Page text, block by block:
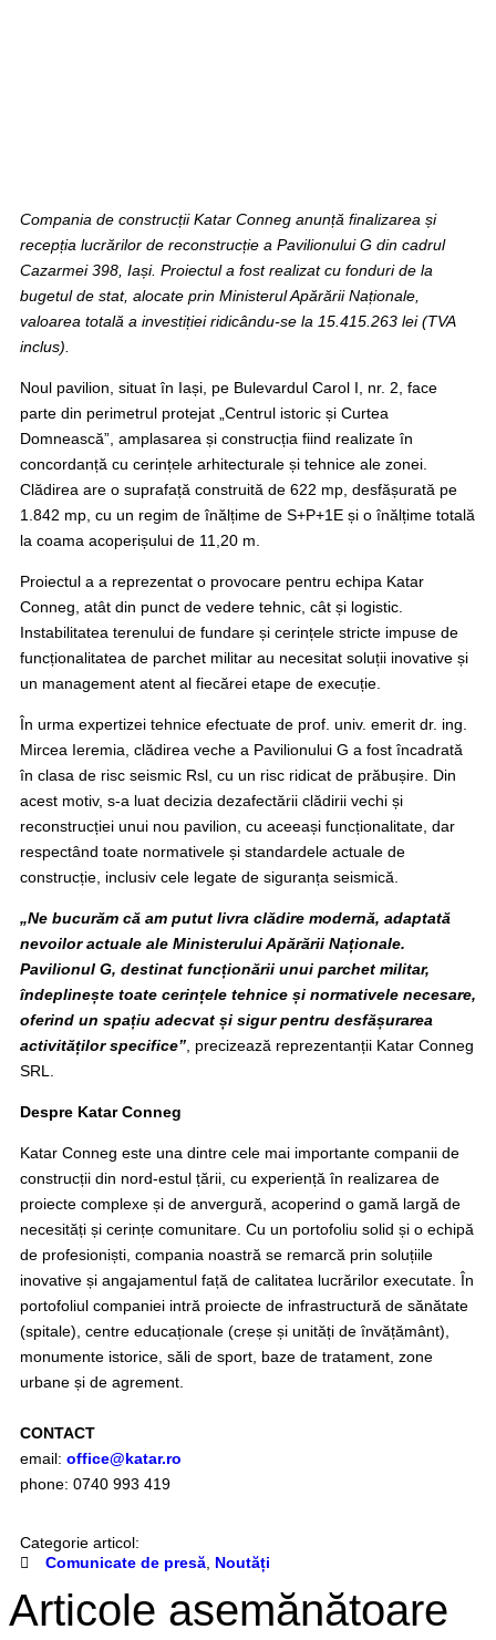
Compania de construcții Katar Conneg anunță finalizarea și
recepția lucrărilor de reconstrucție a Pavilionului G din cadrul
Cazarmei 398, Iași. Proiectul a fost realizat cu fonduri de la
bugetul de stat, alocate prin Ministerul Apărării Naționale,
valoarea totală a investiției ridicându-se la 15.415.263 lei (TVA
inclus).
Noul pavilion, situat în Iași, pe Bulevardul Carol I, nr. 2, face
parte din perimetrul protejat „Centrul istoric și Curtea
Domnească”, amplasarea și construcția fiind realizate în
concordanță cu cerințele arhitecturale și tehnice ale zonei.
Clădirea are o suprafață construită de 622 mp, desfășurată pe
1.842 mp, cu un regim de înălțime de S+P+1E și o înălțime totală
la coama acoperișului de 11,20 m.
Proiectul a a reprezentat o provocare pentru echipa Katar
Conneg, atât din punct de vedere tehnic, cât și logistic.
Instabilitatea terenului de fundare și cerințele stricte impuse de
funcționalitatea de parchet militar au necesitat soluții inovative și
un management atent al fiecărei etape de execuție.
În urma expertizei tehnice efectuate de prof. univ. emerit dr. ing.
Mircea Ieremia, clădirea veche a Pavilionului G a fost încadrată
în clasa de risc seismic Rsl, cu un risc ridicat de prăbușire. Din
acest motiv, s-a luat decizia dezafectării clădirii vechi și
reconstrucției unui nou pavilion, cu aceeași funcționalitate, dar
respectând toate normativele și standardele actuale de
construcție, inclusiv cele legate de siguranța seismică.
„Ne bucurăm că am putut livra clădire modernă, adaptată
nevoilor actuale ale Ministerului Apărării Naționale.
Pavilionul G, destinat funcționării unui parchet militar,
îndeplinește toate cerințele tehnice și normativele necesare,
oferind un spațiu adecvat și sigur pentru desfășurarea
activităților specifice” , precizează reprezentanții Katar Conneg
SRL.
Despre Katar Conneg
Katar Conneg este una dintre cele mai importante companii de
construcții din nord-estul țării, cu experiență în realizarea de
proiecte complexe și de anvergură, acoperind o gamă largă de
necesități și cerințe comunitare. Cu un portofoliu solid și o echipă
de profesioniști, compania noastră se remarcă prin soluțiile
inovative și angajamentul față de calitatea lucrărilor executate. În
portofoliul companiei intră proiecte de infrastructură de sănătate
(spitale), centre educaționale (creșe și unități de învățământ),
monumente istorice, săli de sport, baze de tratament, zone
urbane și de agrement.
CONTACT
email: office@katar.ro
phone: 0740 993 419
Categorie articol:
Comunicate de presă, Noutăți
Articole asemănătoare